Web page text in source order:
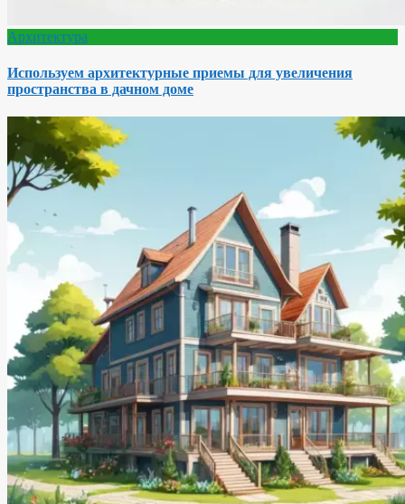
Архитектура
Используем архитектурные приемы для увеличения
пространства в дачном доме